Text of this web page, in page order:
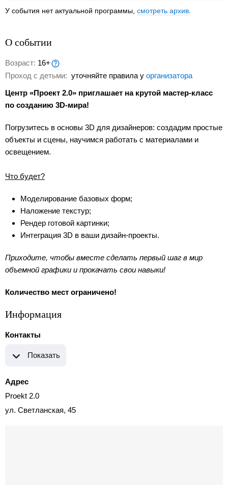
У события нет актуальной программы, смотреть архив
О событии
Возраст: 16+
Проход с детьми: уточняйте правила у организатора
Центр «Проект 2.0» приглашает на крутой мастер-класс
по созданию 3D-мира!
Погрузитесь в основы 3D для дизайнеров: создадим простые
объекты и сцены, научимся работать с материалами и
освещением.
Что будет?
Моделирование базовых форм;
Наложение текстур;
Рендер готовой картинки;
Интеграция 3D в ваши дизайн-проекты.
Приходите, чтобы вместе сделать первый шаг в мир
объемной графики и прокачать свои навыки!
Количество мест ограничено!
Информация
Контакты
Показать
Адрес
Proekt 2.0
ул. Светланская, 45